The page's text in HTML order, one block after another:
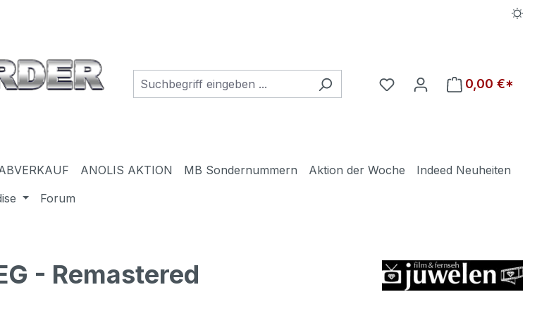
Du hast 0 Produkte auf
0,00 €*
ANOLIS AKTION MB Sondernummern Aktion der Woche
Indeed Neuheiten
Forum
- Remastered